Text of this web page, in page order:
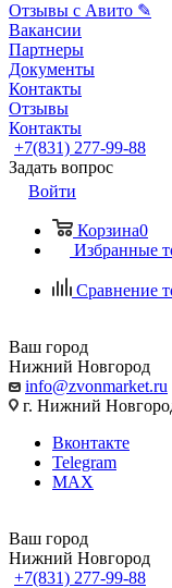
Отзывы с Авито ✎
Вакансии
Партнеры
Документы
Контакты
Отзывы
Контакты
+7(831) 277-99-88
Задать вопрос
Войти
Корзина0
Избранные
Сравнение
Ваш город
Нижний Новгород
info@zvonmarket.ru
г. Нижний
Вконтакте
Telegram
MAX
Ваш город
Нижний Новгород
+7(831) 277-99-88